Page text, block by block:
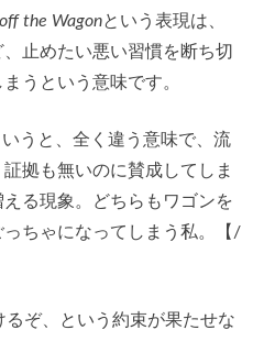
the Wagonという表現は、
止めたい悪い習慣を断ち切
うという意味です。
いうと、全く違う意味で、流
拠も無いのに賛成してしま
る現象。どちらもワゴンを
ちゃになってしまう私。【/
ぞ、という約束が果たせな